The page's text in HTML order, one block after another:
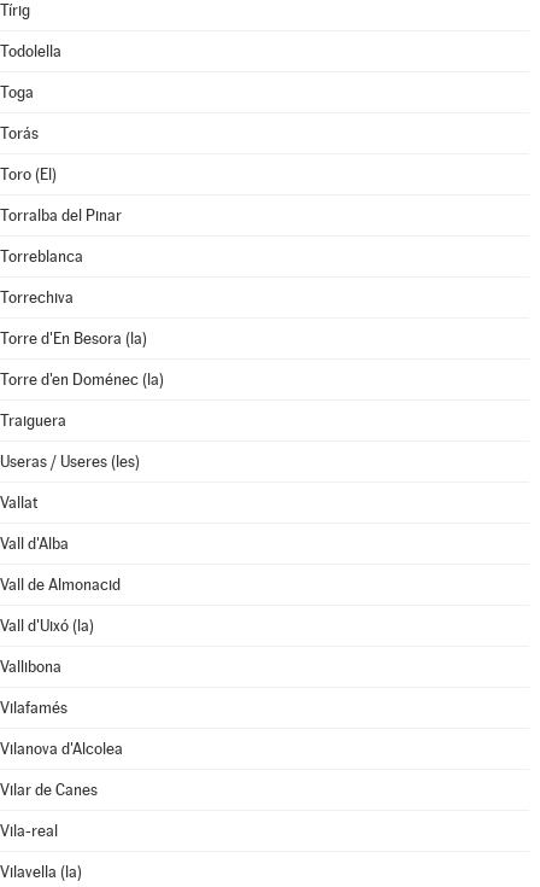
Tírig
Todolella
Toga
Torás
Toro (El)
Torralba del Pinar
Torreblanca
Torrechiva
Torre d'En Besora (la)
Torre d'en Doménec (la)
Traiguera
Useras / Useres (les)
Vallat
Vall d'Alba
Vall de Almonacid
Vall d'Uixó (la)
Vallibona
Vilafamés
Vilanova d'Alcolea
Vilar de Canes
Vila-real
Vilavella (la)